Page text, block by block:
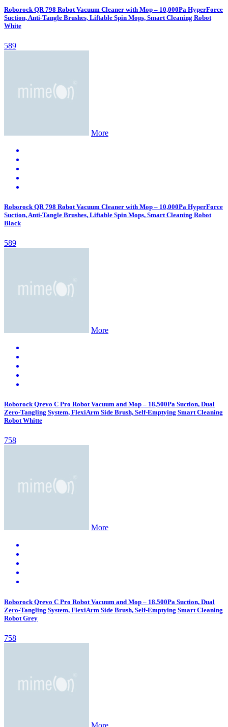
Roborock QR 798 Robot Vacuum Cleaner with Mop – 10,000Pa HyperForce
Suction, Anti-Tangle Brushes, Liftable Spin Mops, Smart Cleaning Robot
White
589
More
Roborock QR 798 Robot Vacuum Cleaner with Mop – 10,000Pa HyperForce
Suction, Anti-Tangle Brushes, Liftable Spin Mops, Smart Cleaning Robot
Black
589
More
Roborock Qrevo C Pro Robot Vacuum and Mop – 18,500Pa Suction, Dual
Zero-Tangling System, FlexiArm Side Brush, Self-Emptying Smart Cleaning
Robot Whitte
758
More
Roborock Qrevo C Pro Robot Vacuum and Mop – 18,500Pa Suction, Dual
Zero-Tangling System, FlexiArm Side Brush, Self-Emptying Smart Cleaning
Robot Grey
758
More